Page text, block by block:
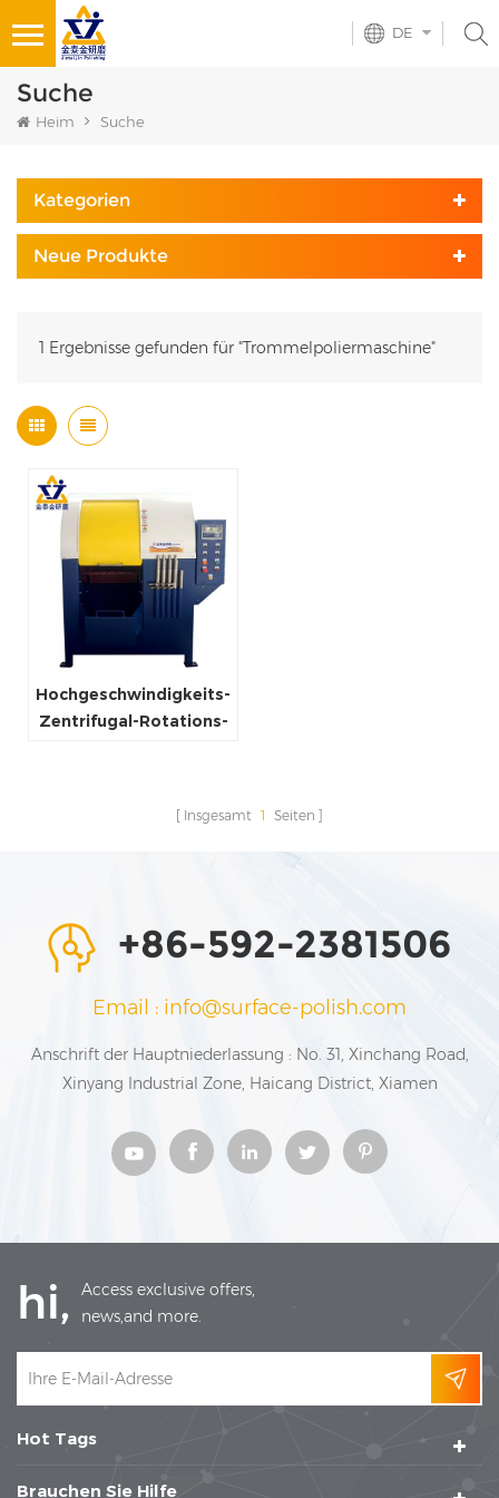
DE
Suche
Heim Suche
Kategorien
Neue Produkte
1 Ergebnisse gefunden für "Trommelpoliermaschine"
Hochgeschwindigkeits-
Zentrifugal-Rotations-
Insgesamt 1 Seiten
+86-592-2381506
Email : info@surface-polish.com
Anschrift der Hauptniederlassung : No. 31, Xinchang Road,
Xinyang Industrial Zone, Haicang District, Xiamen
hi,
Access exclusive offers,
news,and more.
Hot Tags
Brauchen Sie Hilfe